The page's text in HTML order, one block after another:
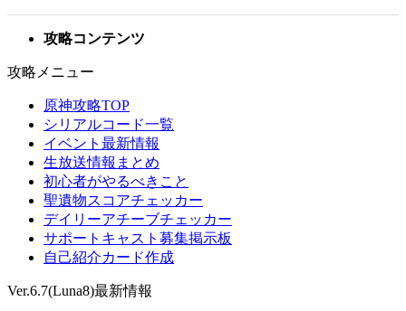
攻略コンテンツ
攻略メニュー
原神攻略TOP
シリアルコード一覧
イベント最新情報
生放送情報まとめ
初心者がやるべきこと
聖遺物スコアチェッカー
デイリーアチーブチェッカー
サポートキャスト募集掲示板
自己紹介カード作成
Ver.6.7(Luna8)最新情報